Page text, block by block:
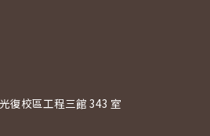
復校區工程三館 343 室